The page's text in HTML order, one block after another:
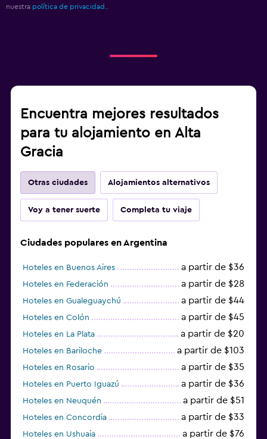
nuestra política de privacidad.
Encuentra mejores resultados
para tu alojamiento en Alta
Gracia
Otras ciudades Alojamientos alternativos
Voy a tener suerte Completa tu viaje
Ciudades populares en Argentina
Hoteles en Buenos Aires a partir de $36
Hoteles en Federación a partir de $28
Hoteles en Gualeguaychú a partir de $44
Hoteles en Colón a partir de $45
Hoteles en La Plata a partir de $20
Hoteles en Bariloche a partir de $103
Hoteles en Rosario a partir de $35
Hoteles en Puerto Iguazú a partir de $36
Hoteles en Neuquén a partir de $51
Hoteles en Concordia a partir de $33
Hoteles en Ushuaia a partir de $76